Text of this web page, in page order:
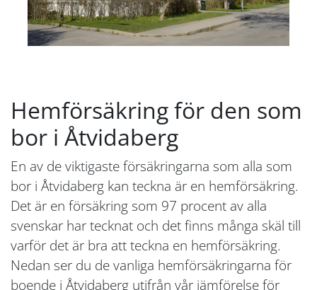
Hemförsäkring för den som
bor i Åtvidaberg
En av de viktigaste försäkringarna som alla som
bor i Åtvidaberg kan teckna är en hemförsäkring.
Det är en försäkring som 97 procent av alla
svenskar har tecknat och det finns många skäl till
varför det är bra att teckna en hemförsäkring.
Nedan ser du de vanliga hemförsäkringarna för
boende i Åtvidaberg utifrån vår jämförelse för